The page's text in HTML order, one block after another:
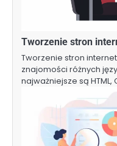
Tworzenie stron
Tworzenie stron
znajomości różnych
najważniejsze są HTML,